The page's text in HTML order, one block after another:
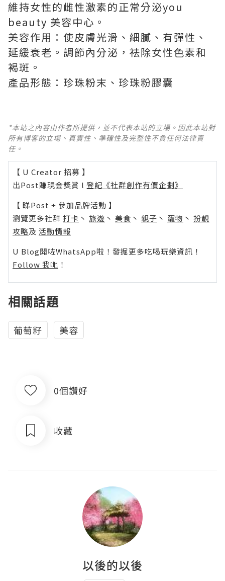
維持女性的雌性激素的正常分泌you
beauty 美容中心 。
美容作用：使皮膚光滑、細膩、有彈性、
延緩衰老。調節內分泌，祛除女性色素和
褐斑。
產品形態：珍珠粉末、珍珠粉膠囊
*本站之內容由作者所提供，並不代表本站的立場。因此本站對
所有博客的立場、真實性、準確性及完整性不負任何法律責
任。
【 U Creator 招募 】
出Post賺現金獎賞 l 登記《社群創作有價企劃》
【 睇Post + 參加品牌活動 】
瀏覽更多社群 打卡 丶 旅遊 丶 美食 丶 親子 丶 寵物 丶 扮靚
攻略及 活動情報
U Blog開咗WhatsApp啦！發掘更多吃喝玩樂資訊！
Follow 我哋 ！
相關話題
葡萄籽 美容
0個讚好
收藏
以後的以後